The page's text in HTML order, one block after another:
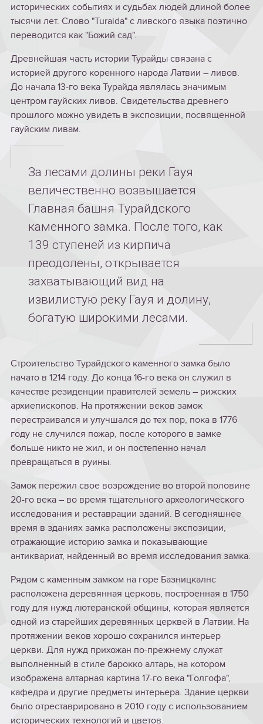
исторических событиях и судьбах людей длиной более
тысячи лет. Слово "Turaida" с ливского языка поэтично
переводится как "Божий сад".
Древнейшая часть истории Турайды связана с
историей другого коренного народа Латвии – ливов.
До начала 13-го века Турайда являлась значимым
центром гауйских ливов. Свидетельства древнего
прошлого можно увидеть в экспозиции, посвященной
гауйским ливам.
За лесами долины реки Гауя
величественно возвышается
Главная башня Турайдского
каменного замка. После того, как
139 ступеней из кирпича
преодолены, открывается
захватывающий вид на
извилистую реку Гауя и долину,
богатую широкими лесами.
Строительство Турайдского каменного замка было
начато в 1214 году. До конца 16-го века он служил в
качестве резиденции правителей земель – рижских
архиепископов. На протяжении веков замок
перестраивался и улучшался до тех пор, пока в 1776
году не случился пожар, после которого в замке
больше никто не жил, и он постепенно начал
превращаться в руины.
Замок пережил свое возрождение во второй половине
20-го века – во время тщательного археологического
исследования и реставрации зданий. В сегодняшнее
время в зданиях замка расположены экспозиции,
отражающие историю замка и показывающие
антиквариат, найденный во время исследования замка.
Рядом с каменным замком на горе Базницкалнс
расположена деревянная церковь, построенная в 1750
году для нужд лютеранской общины, которая является
одной из старейших деревянных церквей в Латвии. На
протяжении веков хорошо сохранился интерьер
церкви. Для нужд прихожан по-прежнему служат
выполненный в стиле барокко алтарь, на котором
изображена алтарная картина 17-го века "Голгофа",
кафедра и другие предметы интерьера. Здание церкви
было отреставрировано в 2010 году с использованием
исторических технологий и цветов.